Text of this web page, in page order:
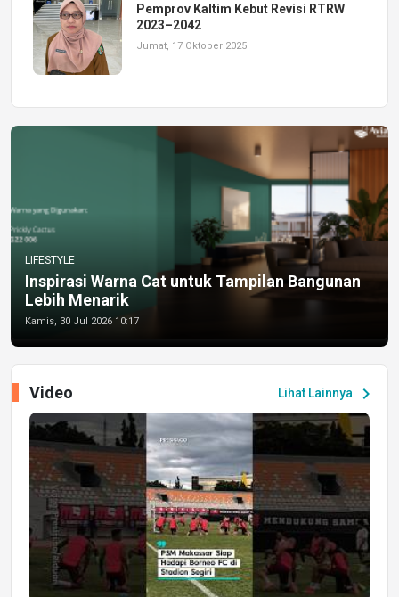
Pemprov Kaltim Kebut Revisi RTRW
2023–2042
Jumat, 17 Oktober 2025
LIFESTYLE
Inspirasi Warna Cat untuk Tampilan Bangunan
Lebih Menarik
Kamis, 30 Jul 2026 10:17
Lihat Lainnya chevron_right
Video